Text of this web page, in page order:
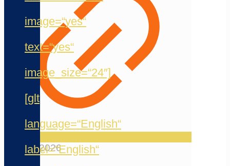
image=“yes“
text=“yes“
image_size=“24″]
[glt
language=“English“
label=“English“
20. Mai 2026